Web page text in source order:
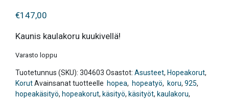
€147,00
Kaunis kaulakoru kuukivellä!
Varasto loppu
Tuotetunnus (SKU): 304603 Osastot: Asusteet, Hopeakorut,
KorutAvainsanat tuotteelle hopea, hopeatyö, koru, 925,
hopeakäsityö, hopeakorut, käsityö, käsityöt, kaulakoru,